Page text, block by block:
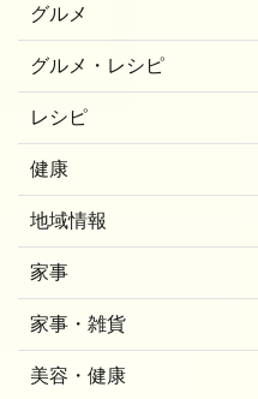
グルメ
グルメ・レシピ
レシピ
健康
地域情報
家事
家事・雑貨
美容・健康